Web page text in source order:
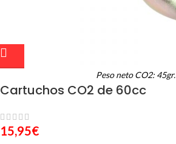
Peso neto CO2: 45gr.
Cartuchos CO2 de 60cc
15,95€